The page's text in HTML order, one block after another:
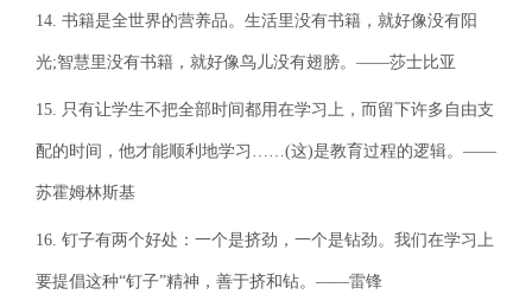
14. 书籍是全世界的营养品。生活里没有书籍，就好像没有阳
光;智慧里没有书籍，就好像鸟儿没有翅膀。——莎士比亚
15. 只有让学生不把全部时间都用在学习上，而留下许多自由支
配的时间，他才能顺利地学习……(这)是教育过程的逻辑。——
苏霍姆林斯基
16. 钉子有两个好处：一个是挤劲，一个是钻劲。我们在学习上
要提倡这种“钉子”精神，善于挤和钻。——雷锋